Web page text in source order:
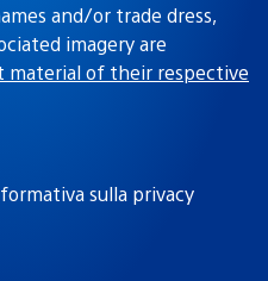
and/or trade dress,
imagery are
material of their respective
sulla privacy